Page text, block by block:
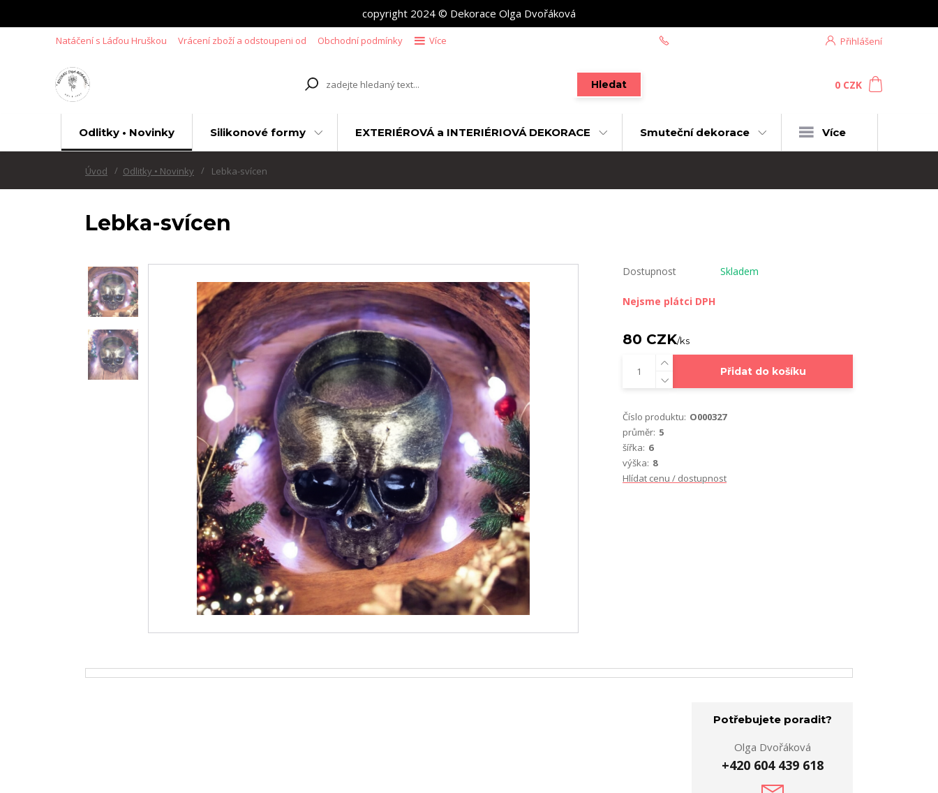
copyright 2024 © Dekorace Olga Dvořáková
Natáčení s Láďou Hruškou Vrácení zboží a odstoupeni od Obchodní podmínky Více Přihlášení
Hledat 0 CZK
Odlitky • Novinky Silikonové formy EXTERIÉROVÁ a INTERIÉRIOVÁ DEKORACE Smuteční dekorace Více
Úvod Odlitky • Novinky Lebka-svícen
Lebka-svícen
Dostupnost Skladem
Nejsme plátci DPH
80 CZK/ks
Přidat do košíku
Číslo produktu: O000327
průměr: 5
šířka: 6
výška: 8
Hlídat cenu / dostupnost
Potřebujete poradit?
Olga Dvořáková
+420 604 439 618